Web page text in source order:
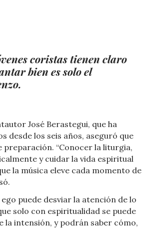
coristas tienen claro
bien es solo el
José Berastegui, que ha
desde los seis años, aseguró que
preparación. “Conocer la liturgia,
y cuidar la vida espiritual
la música eleve cada momento de
puede desviar la atención de lo
solo con espiritualidad se puede
la intensión, y podrán saber cómo,